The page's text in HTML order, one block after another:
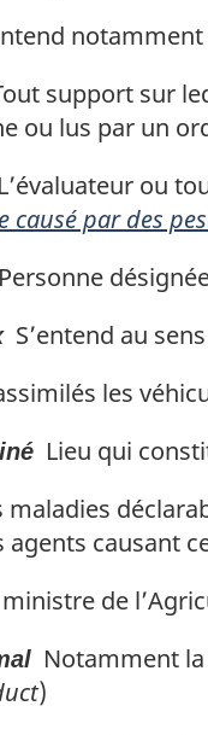
support sur
ou lus par un
ou
causé par des
S’entend au
les
Lieu qui
maladies
agents causant
ministre de
Notamment
)